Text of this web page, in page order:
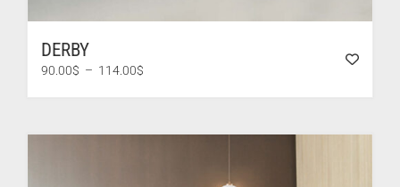
DERBY
90.00$ – 114.00$Plage